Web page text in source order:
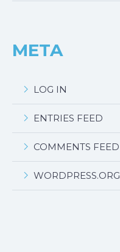
META
LOG IN
ENTRIES FEED
COMMENTS FEED
WORDPRESS.ORG